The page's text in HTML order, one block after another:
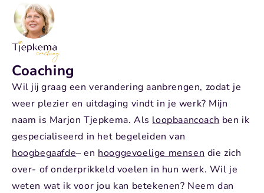
Coaching
Wil jij graag een verandering aanbrengen, zodat je
weer plezier en uitdaging vindt in je werk? Mijn
naam is Marjon Tjepkema. Als loopbaancoach ben ik
gespecialiseerd in het begeleiden van
hoogbegaafde– en hooggevoelige mensen die zich
over- of onderprikkeld voelen in hun werk. Wil je
weten wat ik voor jou kan betekenen? Neem dan